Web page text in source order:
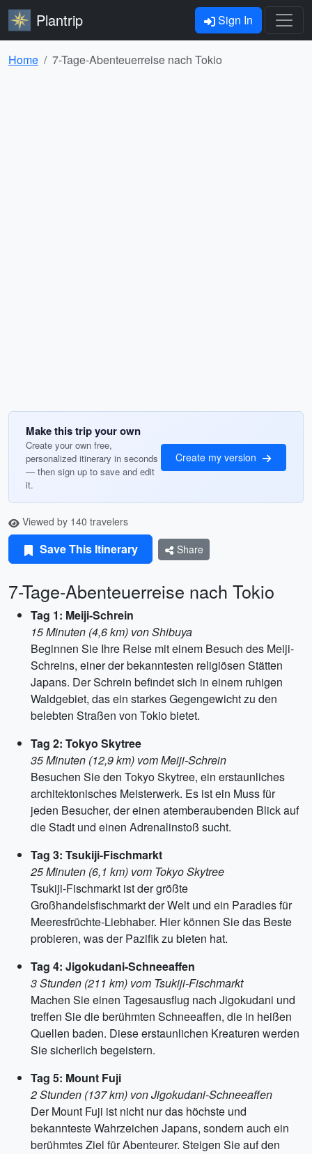
Plantrip Sign In
Home 7-Tage-Abenteuerreise nach Tokio
Make this trip your own
Create your own free,
personalized itinerary in seconds
— then sign up to save and edit
it.
Create my version
Viewed by 140 travelers
Save This Itinerary Share
7-Tage-Abenteuerreise nach Tokio
Tag 1: Meiji-Schrein
15 Minuten (4,6 km) von Shibuya
Beginnen Sie Ihre Reise mit einem Besuch des Meiji-
Schreins, einer der bekanntesten religiösen Stätten
Japans. Der Schrein befindet sich in einem ruhigen
Waldgebiet, das ein starkes Gegengewicht zu den
belebten Straßen von Tokio bietet.
Tag 2: Tokyo Skytree
35 Minuten (12,9 km) vom Meiji-Schrein
Besuchen Sie den Tokyo Skytree, ein erstaunliches
architektonisches Meisterwerk. Es ist ein Muss für
jeden Besucher, der einen atemberaubenden Blick auf
die Stadt und einen Adrenalinstoß sucht.
Tag 3: Tsukiji-Fischmarkt
25 Minuten (6,1 km) vom Tokyo Skytree
Tsukiji-Fischmarkt ist der größte
Großhandelsfischmarkt der Welt und ein Paradies für
Meeresfrüchte-Liebhaber. Hier können Sie das Beste
probieren, was der Pazifik zu bieten hat.
Tag 4: Jigokudani-Schneeaffen
3 Stunden (211 km) vom Tsukiji-Fischmarkt
Machen Sie einen Tagesausflug nach Jigokudani und
treffen Sie die berühmten Schneeaffen, die in heißen
Quellen baden. Diese erstaunlichen Kreaturen werden
Sie sicherlich begeistern.
Tag 5: Mount Fuji
2 Stunden (137 km) von Jigokudani-Schneeaffen
Der Mount Fuji ist nicht nur das höchste und
bekannteste Wahrzeichen Japans, sondern auch ein
berühmtes Ziel für Abenteurer. Steigen Sie auf den